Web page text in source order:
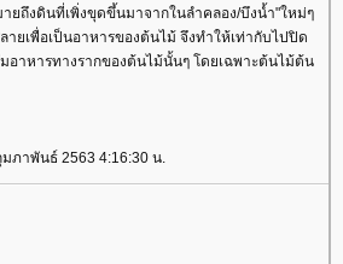
ยถึงดินที่เพิ่งขุดขึ้นมาจากในลำคลอง/บึงน้ำ"ใหม่ๆ
ยเพื่อเป็นอาหารของต้นไม้ จึงทำให้เท่ากับไปปิด
อาหารทางรากของต้นไม้นั้นๆ โดยเฉพาะต้นไม้ต้น
มภาพันธ์ 2563 4:16:30 น.